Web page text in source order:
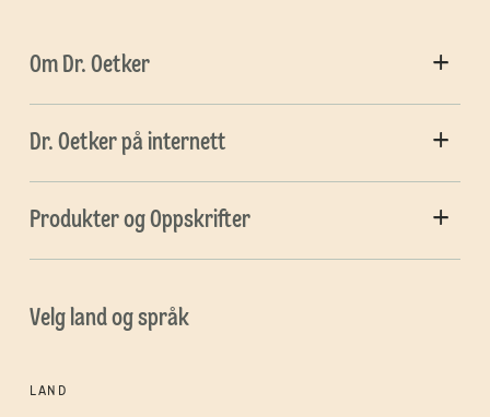
Om Dr. Oetker
Dr. Oetker på internett
Produkter og Oppskrifter
Velg land og språk
LAND